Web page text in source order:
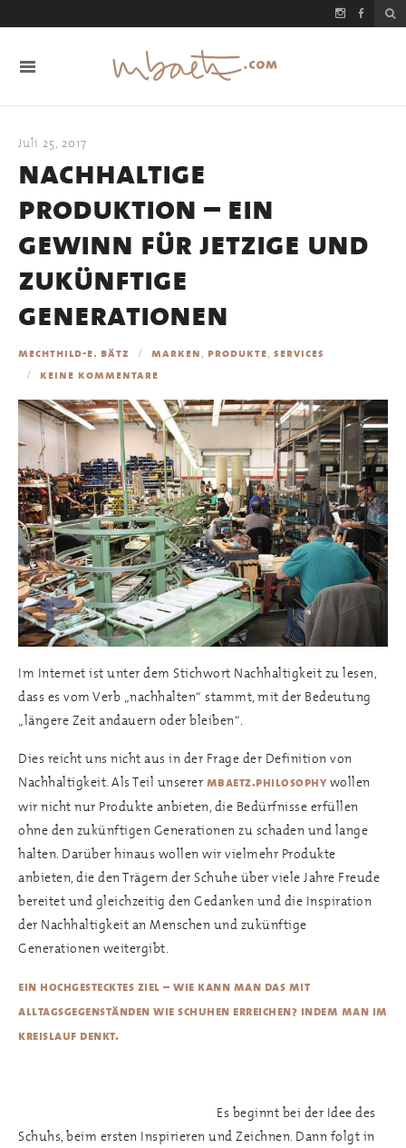
Juli 25, 2017
nachhaltige
produktion – ein
gewinn für jetzige und
zukünftige
generationen
mechthild-e. bätz marken, produkte, services
keine kommentare
Im Internet ist unter dem Stichwort Nachhaltigkeit zu lesen,
dass es vom Verb „nachhalten“ stammt, mit der Bedeutung
„längere Zeit andauern oder bleiben“.
Dies reicht uns nicht aus in der Frage der Definition von
Nachhaltigkeit. Als Teil unserer mbaetz.philosophy wollen
wir nicht nur Produkte anbieten, die Bedürfnisse erfüllen
ohne den zukünftigen Generationen zu schaden und lange
halten. Darüber hinaus wollen wir vielmehr Produkte
anbieten, die den Trägern der Schuhe über viele Jahre Freude
bereitet und gleichzeitig den Gedanken und die Inspiration
der Nachhaltigkeit an Menschen und zukünftige
Generationen weitergibt.
ein hochgestecktes ziel – wie kann man das mit
alltagsgegenständen wie schuhen erreichen? indem man im
kreislauf denkt.
Es beginnt bei der Idee des
Schuhs, beim ersten Inspirieren und Zeichnen. Dann folgt in